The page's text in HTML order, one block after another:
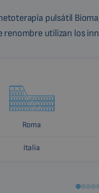
pulsátil
renombre utilizan los
Roma
Italia